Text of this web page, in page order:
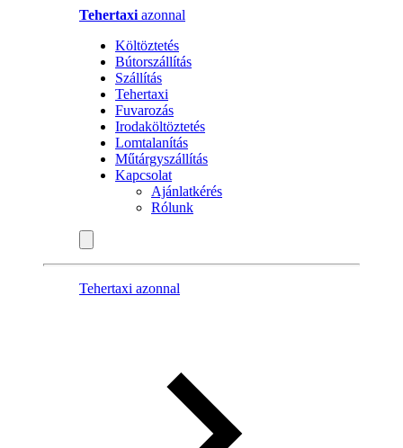
Tehertaxi azonnal
Költöztetés
Bútorszállítás
Szállítás
Tehertaxi
Fuvarozás
Irodaköltöztetés
Lomtalanítás
Műtárgyszállítás
Kapcsolat
Ajánlatkérés
Rólunk
Tehertaxi azonnal